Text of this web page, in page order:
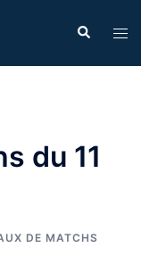
du 11
DE MATCHS